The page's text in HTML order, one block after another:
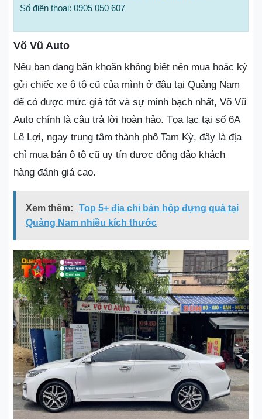
Số điện thoại: 0905 050 607
Võ Vũ Auto
Nếu bạn đang băn khoăn không biết nên mua hoặc ký
gửi chiếc xe ô tô cũ của mình ở đâu tại Quảng Nam
để có được mức giá tốt và sự minh bạch nhất, Võ Vũ
Auto chính là câu trả lời hoàn hảo. Tọa lạc tại số 6A
Lê Lợi, ngay trung tâm thành phố Tam Kỳ, đây là địa
chỉ mua bán ô tô cũ uy tín được đông đảo khách
hàng đánh giá cao.
Xem thêm:
Top 5+ địa chỉ bán hộp đựng quà tại
Quảng Nam nhiều kích thước